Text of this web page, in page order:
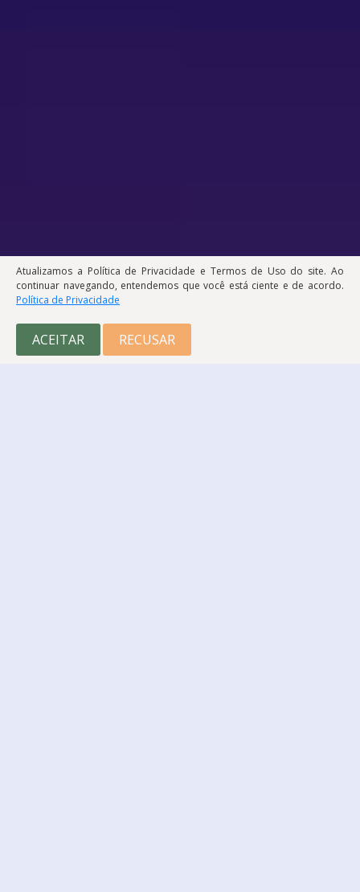
Atualizamos a Política de Privacidade e Termos de Uso do site. Ao
continuar navegando, entendemos que você está ciente e de acordo.
Política de Privacidade
ACEITAR RECUSAR